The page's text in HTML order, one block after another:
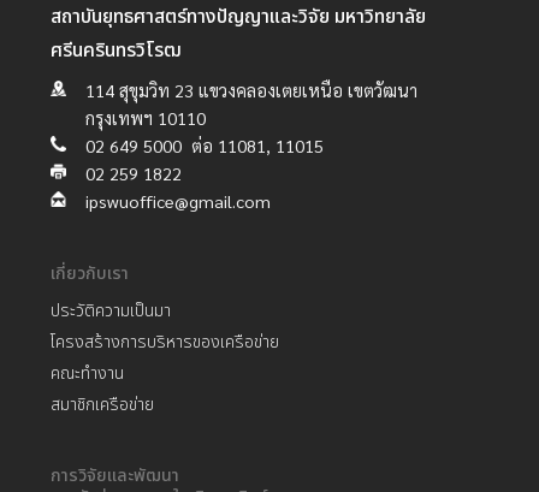
สถาบันยุทธศาสตร์ทางปัญญาและวิจัย มหาวิทยาลัย
ศรีนครินทรวิโรฒ
114 สุขุมวิท 23 แขวงคลองเตยเหนือ เขตวัฒนา
กรุงเทพฯ 10110
02 649 5000 ต่อ 11081, 11015
02 259 1822
ipswuoffice@gmail.com
เกี่ยวกับเรา
ประวัติความเป็นมา
โครงสร้างการบริหารของเครือข่าย
คณะทำงาน
สมาชิกเครือข่าย
การวิจัยและพัฒนา